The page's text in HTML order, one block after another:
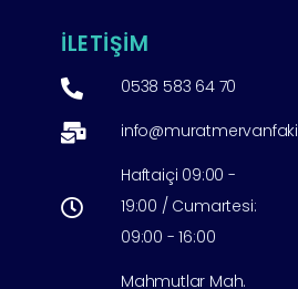
İLETİŞİM
0538 583 64 70
Haftaiçi 09:00 -
19:00 / Cumartesi:
09:00 - 16:00
Mahmutlar Mah.